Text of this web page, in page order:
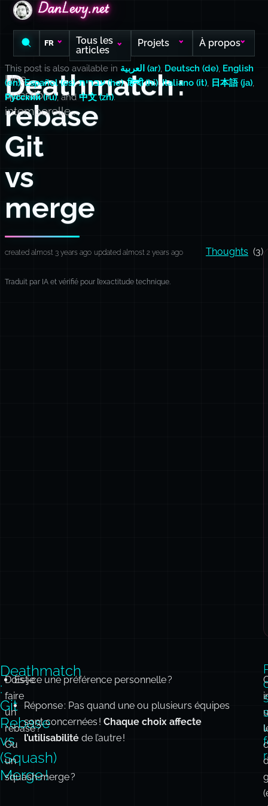
DanLevy.net
DanLevy.net
DanLevy.net
FR
Tous les
articles
Projets À propos
Deathmatch :
rebase
Git
vs
merge
Une
question
intemporelle…
This post is also available in العربية (ar), Deutsch (de), English
(en),Español (es), עברית (he),हिन्दी (hi), Italiano (it), 日本語 (ja),
Русский (ru), and 中文 (zh).
created almost 3 years ago updated almost 2 years ago Thoughts (3)
Traduit par IA et vérifié pour l’exactitude technique.
Deathmatch
:
Git
Dois‑je
faire
Est‑ce une préférence personnelle ?